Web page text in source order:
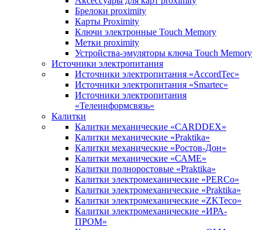
Брелоки proximity
Карты Proximity
Ключи электронные Touch Memory
Метки proximity
Устройства-эмуляторы ключа Touch Memory
Источники электропитания
Источники электропитания «AccordTec»
Источники электропитания «Smartec»
Источники электропитания
«Телеинформсвязь»
Калитки
Калитки механические «CARDDEX»
Калитки механические «Praktika»
Калитки механические «Ростов-Дон»
Калитки механические «САМЕ»
Калитки полноростовые «Praktika»
Калитки электромеханические «PERCo»
Калитки электромеханические «Praktika»
Калитки электромеханические «ZKTeco»
Калитки электромеханические «ИРА-
ПРОМ»